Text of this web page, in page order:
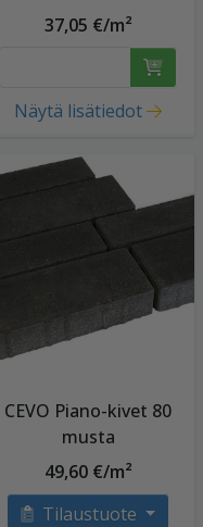
37,05 €/m²
Näytä lisätiedot
CEVO Piano-kivet 80
musta
49,60 €/m²
Tilaustuote